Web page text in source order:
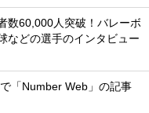
数60,000人突破！バレーボ
などの選手のインタビュー
「Number Web」の記事